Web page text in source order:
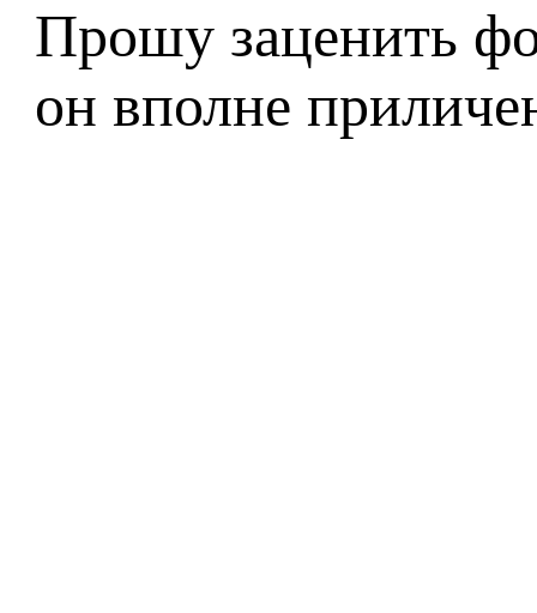
Прошу заценить
он вполне